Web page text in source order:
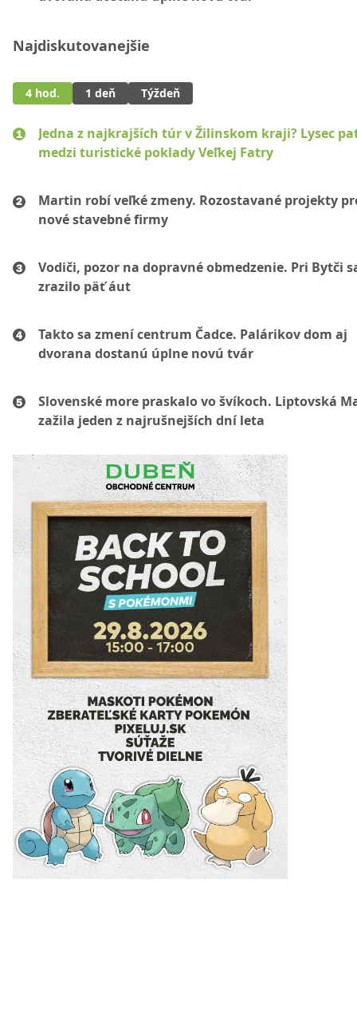
Najdiskutovanejšie
4 hod. 1 deň Týždeň
Jedna z najkrajších túr v Žilinskom kraji? Lysec
medzi turistické poklady Veľkej Fatry
Martin robí veľké zmeny. Rozostavané projekty
nové stavebné firmy
Vodiči, pozor na dopravné obmedzenie. Pri Bytči
zrazilo päť áut
Takto sa zmení centrum Čadce. Palárikov dom aj
dvorana dostanú úplne novú tvár
Slovenské more praskalo vo švíkoch. Liptovská
zažila jeden z najrušnejších dní leta